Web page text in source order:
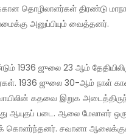
தொழிலாளர்கள் திரண்டு
அனுப்பியும் வைத்தனர்.
1936 ஜுலை 30-ஆம் நாள்
கதவை இறுக
ஆயுதப் படை. ஆலை மேலாளர்
கொளர்ந்தனர். சவானா